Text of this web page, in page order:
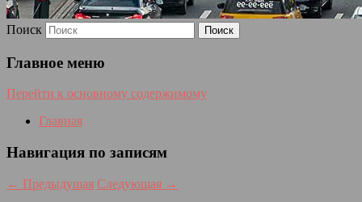
Поиск
Главное меню
Перейти к основному содержимому
Главная
Навигация по записям
← Предыдущая Следующая →